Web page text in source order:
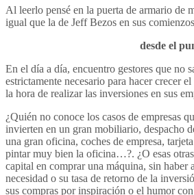
Al leerlo pensé en la puerta de armario de
igual que la de Jeff Bezos en sus
desde el
En el día a día, encuentro gestores que no
estrictamente necesario para hacer crecer
la hora de realizar las inversiones en sus
¿Quién no conoce los casos de empresas
invierten en un gran mobiliario, despacho
una gran oficina, coches de empresa,
pintar muy bien la oficina…?. ¿O esas
capital en comprar una máquina, sin haber
necesidad o su tasa de retorno de la
sus compras por inspiración o el humor